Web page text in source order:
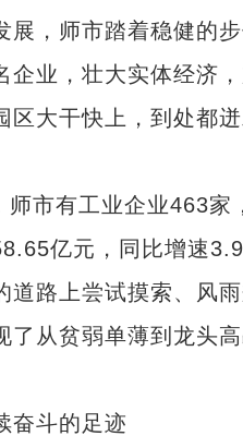
，师市踏着稳健的步
企业，壮大实体经济
区大干快上，到处都
有工业企业463家
亿元，同比增速
路上尝试摸索、风雨
了从贫弱单薄到龙头
斗的足迹